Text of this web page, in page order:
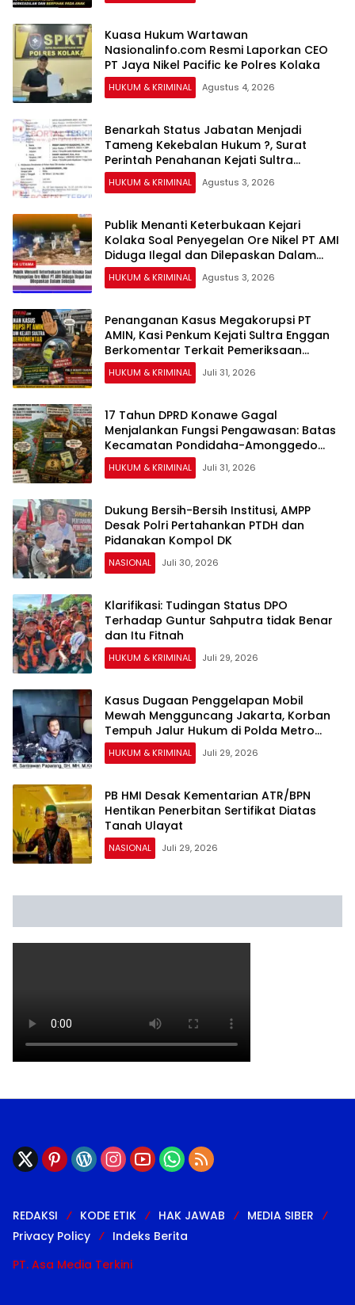
Kuasa Hukum Wartawan
Nasionalinfo.com Resmi Laporkan CEO
PT Jaya Nikel Pacific ke Polres Kolaka
HUKUM & KRIMINAL Agustus 4, 2026
Benarkah Status Jabatan Menjadi
Tameng Kekebalan Hukum ?, Surat
Perintah Penahanan Kejati Sultra
Terhadap Bupati Bombana Selama 20
Hari Dipertanyakan
HUKUM & KRIMINAL Agustus 3, 2026
Publik Menanti Keterbukaan Kejari
Kolaka Soal Penyegelan Ore Nikel PT AMI
Diduga Ilegal dan Dilepaskan Dalam
Sekejab
HUKUM & KRIMINAL Agustus 3, 2026
Penanganan Kasus Megakorupsi PT
AMIN, Kasi Penkum Kejati Sultra Enggan
Berkomentar Terkait Pemeriksaan
Surveyor PT Tribhakti
HUKUM & KRIMINAL Juli 31, 2026
17 Tahun DPRD Konawe Gagal
Menjalankan Fungsi Pengawasan: Batas
Kecamatan Pondidaha-Amonggedo
tidak Mampu Diselesaikan
HUKUM & KRIMINAL Juli 31, 2026
Dukung Bersih-Bersih Institusi, AMPP
Desak Polri Pertahankan PTDH dan
Pidanakan Kompol DK
NASIONAL Juli 30, 2026
Klarifikasi: Tudingan Status DPO
Terhadap Guntur Sahputra tidak Benar
dan Itu Fitnah
HUKUM & KRIMINAL Juli 29, 2026
Kasus Dugaan Penggelapan Mobil
Mewah Mengguncang Jakarta, Korban
Tempuh Jalur Hukum di Polda Metro
Jaya
HUKUM & KRIMINAL Juli 29, 2026
PB HMI Desak Kementarian ATR/BPN
Hentikan Penerbitan Sertifikat Diatas
Tanah Ulayat
NASIONAL Juli 29, 2026